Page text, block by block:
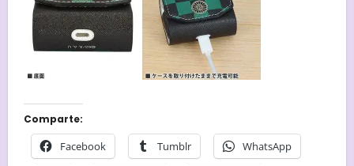
Comparte:
Facebook Tumblr WhatsApp